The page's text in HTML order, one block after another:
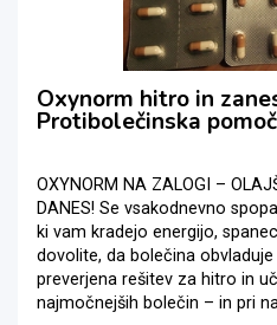
Oxynorm hitro in
Protibolečinska
OXYNORM NA ZALOGI –
DANES! Se vsakodnevno
ki vam kradejo energijo,
dovolite, da bolečina
preverjena rešitev za hitro in
najmočnejših bolečin – in pri